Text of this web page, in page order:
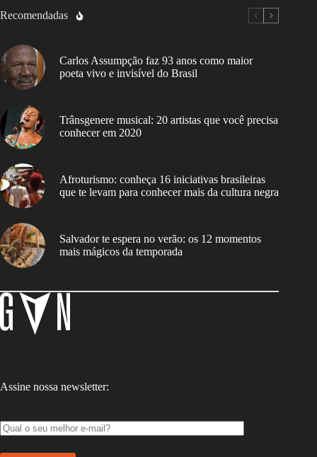
Recomendadas
Carlos Assumpção faz 93 anos como maior
poeta vivo e invisível do Brasil
Trânsgenere musical: 20 artistas que você precisa
conhecer em 2020
Afroturismo: conheça 16 iniciativas brasileiras
que te levam para conhecer mais da cultura negra
Salvador te espera no verão: os 12 momentos
mais mágicos da temporada
Assine nossa newsletter: